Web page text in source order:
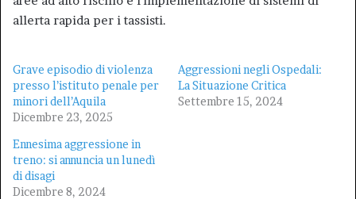
allerta rapida per i tassisti.
Grave episodio di violenza
presso l’istituto penale per
minori dell’Aquila
Dicembre 23, 2025
Aggressioni negli Ospedali:
La Situazione Critica
Settembre 15, 2024
Ennesima aggressione in
treno: si annuncia un lunedì
di disagi
Dicembre 8, 2024